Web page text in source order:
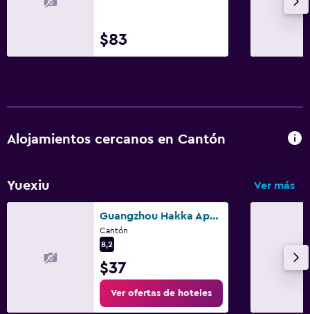
$83
Alojamientos cercanos en Cantón
Yuexiu Ver más
Guangzhou Hakka Apartment Beijing Road
Cantón
8,2
$37
Ver ofertas de hoteles